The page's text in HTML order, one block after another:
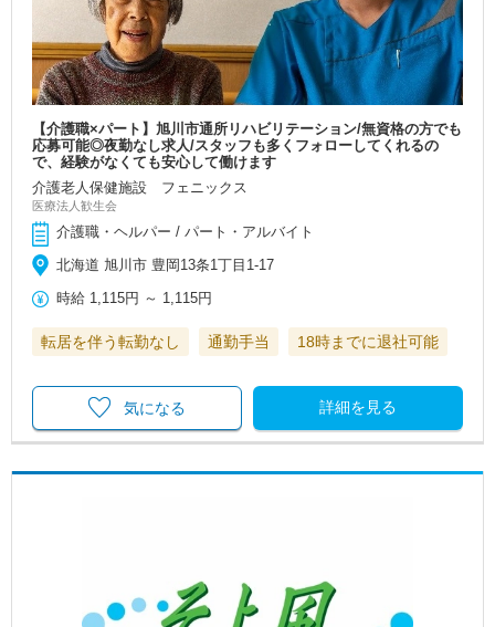
【介護職×パート】旭川市通所リハビリテーション/無資格の方でも
応募可能◎夜勤なし求人/スタッフも多くフォローしてくれるの
で、経験がなくても安心して働けます
介護老人保健施設 フェニックス
医療法人歓生会
介護職・ヘルパー / パート・アルバイト
北海道 旭川市 豊岡13条1丁目1-17
時給 1,115円 ～ 1,115円
転居を伴う転勤なし 通勤手当 18時までに退社可能
詳細を見る
気になる